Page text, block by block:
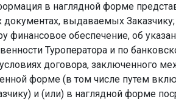
в наглядной форме
выдаваемых
финансовое обеспечение, об
Туроператора и по
договора, заключенного
форме (в том числе путем
и (или) в наглядной форме